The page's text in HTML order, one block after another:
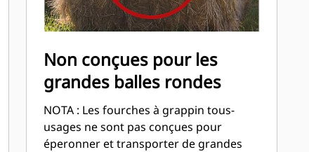
Non conçues pour les
grandes balles rondes
NOTA : Les fourches à grappin tous-
usages ne sont pas conçues pour
éperonner et transporter de grandes